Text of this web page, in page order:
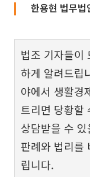
한용현 법무
법조 기자들이
하게 알려드립
야에서 생활경
트리면 당황할
상담받을 수
판례와 법리를
립니다.